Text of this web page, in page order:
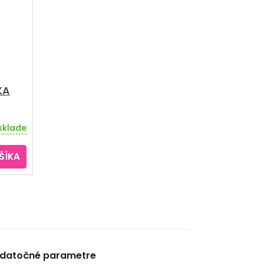
parametre